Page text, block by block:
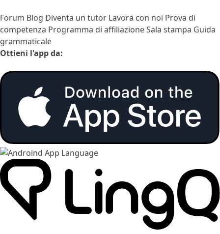
Forum Blog Diventa un tutor Lavora con noi Prova di
competenza Programma di affiliazioneSala stampa Guida
grammaticale
Ottieni l'app da: